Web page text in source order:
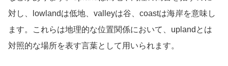
対し、lowlandは低地、valleyは谷、coastは海岸を意味し
ます。これらは地理的な位置関係において、uplandとは
対照的な場所を表す言葉として用いられます。